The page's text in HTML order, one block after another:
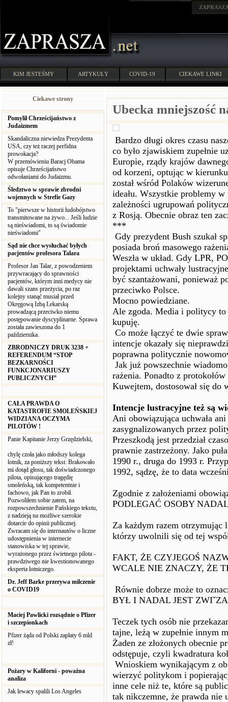
KIM JESTEŚMY ARTYKUŁY COVID-19 CIEKAWE LINKI
Ciekawe strony
Pomylił Chrześcijaństwo z
Judaizmem
Skandaliczna niewiedza Prezydenta
USA, czy też raczej perfidna
prowokacja?
W przemówieniu Baracj Obama
opisuje Chrześcijaństwo
odwołaniami do Judaizmu.
Śledztwo w sprawie zbrodni
wojennych w Strefie Gazy
To "pierwsze w historii ludobójstwo
transmitowane na żywo... Jeśli ludzie
są nieświadomi, to są świadomie
nieświadomi"
Sąd nie chce wysłuchać byłych
pacjentów profesora Talara
Profesor Jan Talar, z powodzeniem
przywracający do sprawności
pacjentów, którym inni medycy nie
dawali szans przeżycia, po raz
kolejny stanąć musiał przed
Okręgową Izbą Lekarską
prowadzącą przeciwko niemu
postępowanie dyscyplinarne. Sprawa
została zawieszona do 1
października.
ZBRODNICZY DRUK 3238 +
REFERENDUM “STOP
BEZKARNOŚCI
FUNKCJONARIUSZY
PUBLICZNYCH”
CAŁA PRAWDA O
KATASTROFIE SMOLEŃSKIEJ
WIDZIANA OCZYMA
PILOTÓW !
Panie Kapitanie Jerzy Grzędzielski,
chylę czoła jako młodszy kolega
lotnik, za poniższy tekst. Brakowało
mi dotąd głosu, tak doświadczonego
pilota, opisującego tragędię
smoleńską, tak kompetentnie i
fachowo, jak Pan to zrobił.
Pozwoliłem sobie zatem, na
rozpowszechnienie Pańskiego tekstu,
z nadzieją na możliwe szerokie
dotarcie do opinii publicznej.
Zwracam się do internautów o liczne
udostępnienia w internecie
stanowiska w tej sprawie,
wyrażonego przez świetnego pilota -
prawdziwego nie kwestionowanego
eksperta lotniczego.
Dr. Jeff Barke przerywa milczenie
o COVID19
Maciej Pawlicki rozsądnie o Pfizer
i szczepionkach
Pfizer żąda od Polski zapłaty 6 mld
zł!
Pożary w Kaliforni - poważna
analiza
Jak lewacy spalili Los Angeles
Ubecka mniejszość
Bardzo długi okres czasu
co było zjawiskiem zupełnie
Europie, rządy krajów
od korzeni, optując w
został wśród Polaków
ideału. Wszystkie problemy
zależności ugrupowań
z Rosją. Obecnie obraz ten
***
Gdy prezydent Bush szukał
posiada broń masowego
Weszła w układ. Gdy LPR,
projektami uchwały
być szantażowani, ponieważ
przeciwko Polsce.
Mocno powiedziane.
Ale zgoda. Media i politycy to
kupuję.
Co może łączyć te dwie
intencje okazały się
poprawna politycznie
Jak już powszechnie
rażenia. Ponadto z
Kuwejtem, dostosował się do
Intencje lustracyjne też są
Ani obowiązująca uchwała
zasygnalizowanych przez
Przeszkodą jest przedział
prawnie zastrzeżony. Jako
1990 r., druga do 1993 r.
1992, sądzę, że to data
Zgodnie z założeniami
PODLEGAĆ OSOBY
Za każdym razem
którzy uwolnili się od tej
FAKT, ŻE CZYJEGOŚ
WCALE NIE ZNACZY, ŻE
Równie dobrze może to
BYŁ I NADAL JEST
Teczek tych osób nie
tajne, leżą w zupełnie innym
Żaden ze złożonych obecnie
odstępuje, czyli kwadratura
Wnioskiem wynikającym z
wierzyć politykom i
inne cele niż te, które są
tak nikczemne, że prawda nie